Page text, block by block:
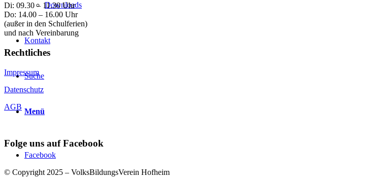
Downloads
Kontakt
Suche
Menü
Facebook
Di: 09.30 – 11.30 Uhr
Do: 14.00 – 16.00 Uhr
(außer in den Schulferien)
und nach Vereinbarung
Rechtliches
Impressum
Datenschutz
AGB
Folge uns auf Facebook
© Copyright 2025 – VolksBildungsVerein Hofheim